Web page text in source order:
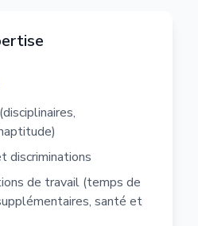
discriminations
de travail (temps de
santé et